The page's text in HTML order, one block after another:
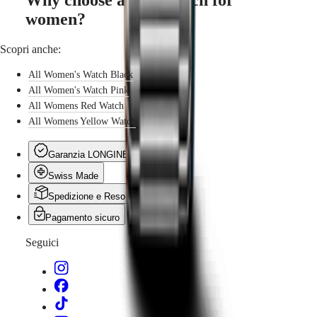
Orologi
Orologi
donna
Tutti
orologi
women?
Scopri anche:
All Women's Watch Black
All Women's Watch Pink
All Womens Red Watch
All Womens Yellow Watch
Garanzia LONGINES
Swiss Made
Spedizione e Reso Gratuiti
Pagamento sicuro
Seguici